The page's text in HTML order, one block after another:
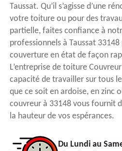
Taussat. Qu’il s’agisse d’une
votre toiture ou pour des
partielle, faites confiance à
professionnels à Taussat
couverture en état de façon
L’entreprise de toiture
capacité de travailler sur tous
que ce soit en ardoise, en zinc
couvreur à 33148 vous fournit
la hauteur de vos espérances.
Du Lundi au